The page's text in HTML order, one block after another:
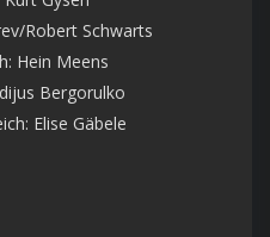
Robert Schwarts
Hein Meens
Bergorulko
Elise Gäbele